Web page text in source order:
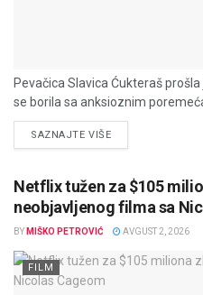
Pevačica Slavica Ćukteraš
se borila sa anksioznim
SAZNAJTE VIŠEDETAILS
Netflix tužen za $105
neobjavljenog filma sa
BY MIŠKO PETROVIĆ AVGUST 2, 2026
FILM